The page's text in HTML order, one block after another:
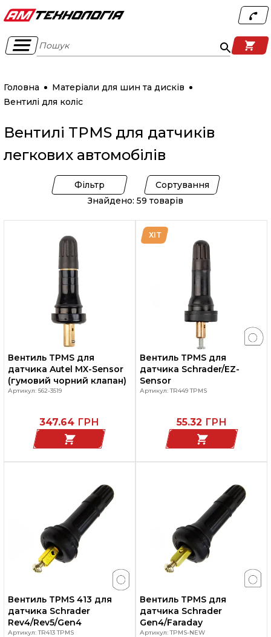
Пошук
Головна
Матеріали для шин та дисків
Вентилі для коліс
Вентилі TPMS для датчиків
легкових автомобілів
Фільтр
Сортування
Знайдено: 59 товарів
Вентиль TPMS для
датчика Autel MX-Sensor
(гумовий чорний клапан)
Артикул: 562-3519
347.64 ГРН
ХІТ
Вентиль TPMS для
датчика Schrader/EZ-
Sensor
Артикул: TR449 TPMS
55.32 ГРН
Вентиль TPMS 413 для
датчика Schrader
Rev4/Rev5/Gen4
Артикул: TR413 TPMS
Вентиль TPMS для
датчика Schrader
Gen4/Faraday
Артикул: TPMS-NEW